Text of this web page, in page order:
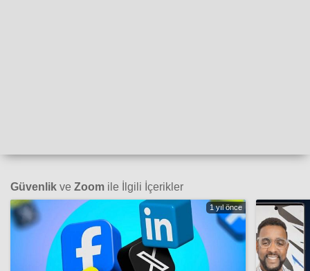
Güvenlik ve Zoom ile İlgili İçerikler
1 yıl önce